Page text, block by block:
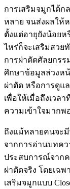
การเสริมจมูกได้ก
หลาย จนส่งผลให้
ตั้งแต่อายุยังน้อยห
ไหร่ก็จะเสริมสวย
การผ่าตัดศัลยกรร
ศึกษาข้อมูลล่วงหน้
ผ่าตัด หรือการดูแ
เพื่อให้เมื่อถึงเวล
ความเข้าใจมาก
ถึงแม้หลายคนจะมี
จากการอ่านบทค
ประสบการณ์จาก
ผ่าตัดจริง โดยเฉ
เสริมจมูกแบบ